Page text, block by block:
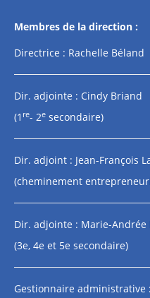
Membres de la direction :
Directrice : Rachelle Béland
Dir. adjointe : Cindy Briand
(1 re- 2e secondaire)
Dir. adjoint : Jean-François
(cheminement
Dir. adjointe : Marie-Andrée
(3e, 4e et 5e secondaire)
Gestionnaire administrative